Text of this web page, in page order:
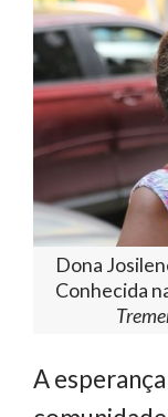
Dona
Conhecida
A